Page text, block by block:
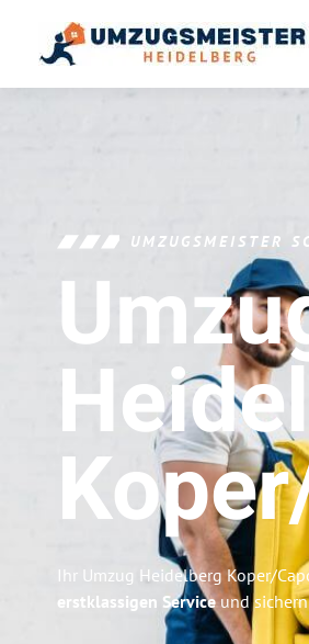
UMZUGSMEISTER
Ihr Umzug Heidelberg Koper/
erstklassigen Serviceund